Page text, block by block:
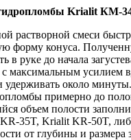
Krialit КМ-
растворной смеси
форму конуса.
в руке до начала
максимальным усилием
удерживать около
примерно до
объем полости
35T, Krialit KR-50T,
от глубины и размера